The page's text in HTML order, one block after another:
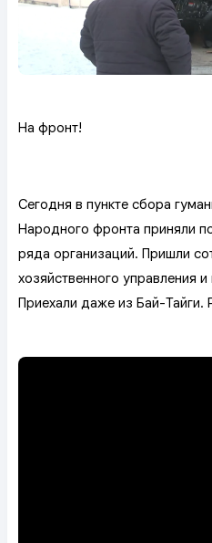
На фронт!
Сегодня в пункте сбора
Народного фронта приняли
ряда организаций. Пришли
хозяйственного управления
Приехали даже из Бай-